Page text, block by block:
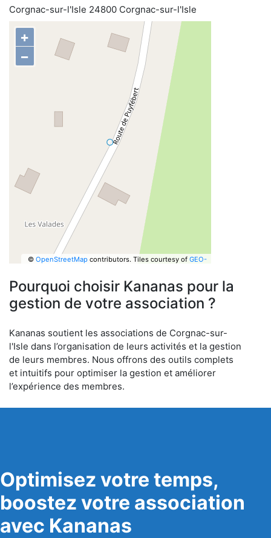
Corgnac-sur-l'Isle 24800 Corgnac-sur-l'Isle
+
−
© OpenStreetMapcontributors. Tiles courtesy of GEO-
Pourquoi choisir Kananas pour la
gestion de votre association ?
Kananas soutient les associations de Corgnac-sur-
l'Isle dans l’organisation de leurs activités et la gestion
de leurs membres. Nous offrons des outils complets
et intuitifs pour optimiser la gestion et améliorer
l’expérience des membres.
Optimisez votre temps,
boostez votre association
avec Kananas